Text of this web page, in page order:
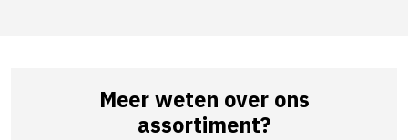
Meer weten over ons
assortiment?